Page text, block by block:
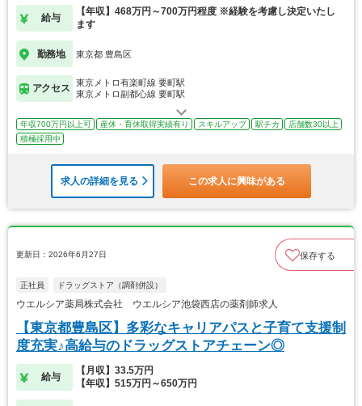
給与
【年収】468万円～700万円程度 ※経験を考慮し決定いたし
ます
勤務地 東京都 豊島区
アクセス
東京メトロ有楽町線 要町駅
東京メトロ副都心線 要町駅
年収700万円以上可 産休・育休取得実績有り スキルアップ 駅チカ
店舗数30以上
積極採用中
求人の詳細を見る この求人に興味がある
更新日：2026年6月27日 保存する
正社員 ドラッグストア（調剤併設）
ウエルシア薬局株式会社 ウエルシア池袋西店の薬剤師求人
【東京都豊島区】多彩なキャリアパスと子育て支援制
度充実♪高給与のドラッグストアチェーン◎
給与
【月収】33.5万円
【年収】515万円～650万円